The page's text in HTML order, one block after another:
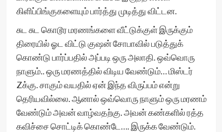
கிளிப்பிங்குகளையும் பார்த்து முடித்து விட்டன.
சுட சுட கொடூர மரணங்களை வீட்டுக்குள் இருக்கும்
திரையில் ஓட விட்டு குஷன் சோபாவில் படுத்துக்
கொண்டு பார்ப்பதில் அப்படி ஒரு அலாதி. ஒவ்வொரு
நாளும்.. ஒரு மரணத்தில் விடிய வேண்டும்… மிஸ்டர்
Zக்கு. சாகும் வயதில் ஏன் இந்த விருப்பம் என்று
தெரியவில்லை. ஆனால் ஒவ்வொரு நாளும் ஒரு மரணம்
வேண்டும் அவன் வாழ்வதற்கு. அவன் கண்களில் ரத்த
கவிச்சை சொட்டிக் கொண்டே…. இருக்க வேண்டும்.